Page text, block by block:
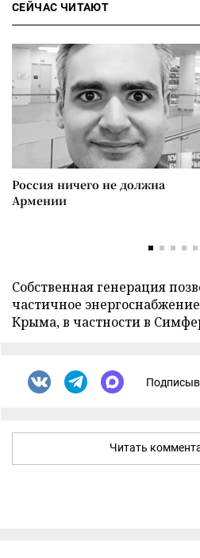
СЕЙЧАС ЧИТАЮТ
Россия ничего не должна
Армении
Собственная генерация
частичное
Крыма, в частности в
Читать